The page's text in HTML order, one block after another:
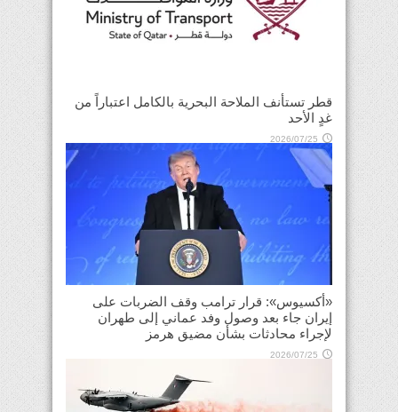
قطر تستأنف الملاحة البحرية بالكامل اعتباراً من
غدٍ الأحد
2026/07/25
«أكسيوس»: قرار ترامب وقف الضربات على
إيران جاء بعد وصول وفد عماني إلى طهران
لإجراء محادثات بشأن مضيق هرمز
2026/07/25